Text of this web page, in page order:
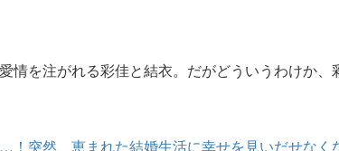
情を注がれる彩佳と結衣。だがどういうわけか、
！突然、恵まれた結婚生活に幸せを見いだせなく